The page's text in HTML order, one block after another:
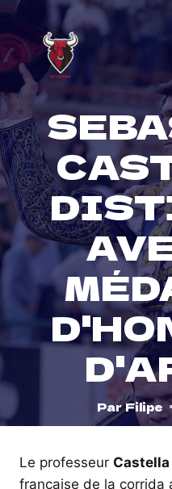
Skip
to
content
ParFilipe
Le professeur
française de la corrida